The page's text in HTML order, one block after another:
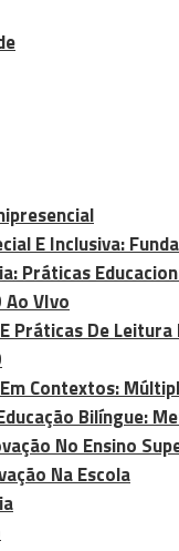
E Inclusiva:
Práticas
Ao VIvo
Práticas De Leitura
Contextos:
Bilíngue:
No Ensino
Na Escola